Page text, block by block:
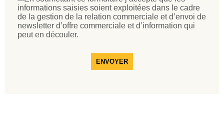
informations saisies soient exploitées dans le cadre
de la gestion de la relation commerciale et d’envoi de
newsletter d’offre commerciale et d’information qui
peut en découler.
ENVOYER